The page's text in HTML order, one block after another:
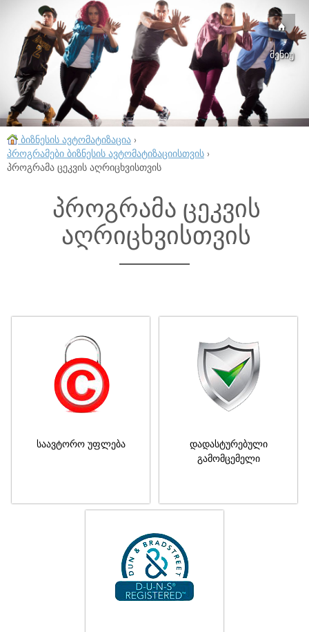
მენიუ
ბიზნესის ავტომატიზაცია ›
პროგრამები ბიზნესის ავტომატიზაციისთვის ›
პროგრამა ცეკვის აღრიცხვისთვის
პროგრამა ცეკვის
აღრიცხვისთვის
საავტორო უფლება
დადასტურებული
გამომცემელი